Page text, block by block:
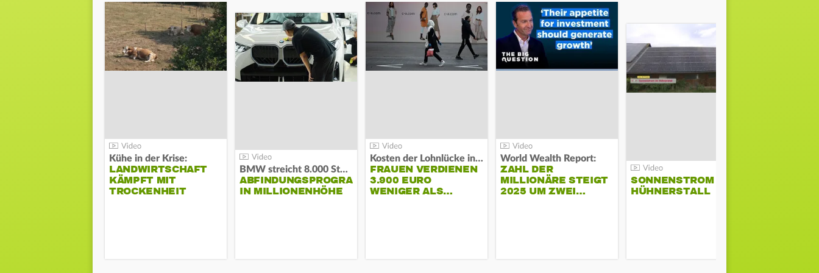
Kühe in der Krise:
LANDWIRTSCHAFT
KÄMPFT MIT
TROCKENHEIT
BMW streicht 8.000 Stellen:
ABFINDUNGSPROGRAMM
IN MILLIONENHÖHE
Kosten der Lohnlücke in der EU:
FRAUEN VERDIENEN
3.900 EURO
WENIGER ALS…
World Wealth Report:
ZAHL DER
MILLIONÄRE STEIGT
2025 UM ZWEI…
SONNENSTROM IM
HÜHNERSTALL